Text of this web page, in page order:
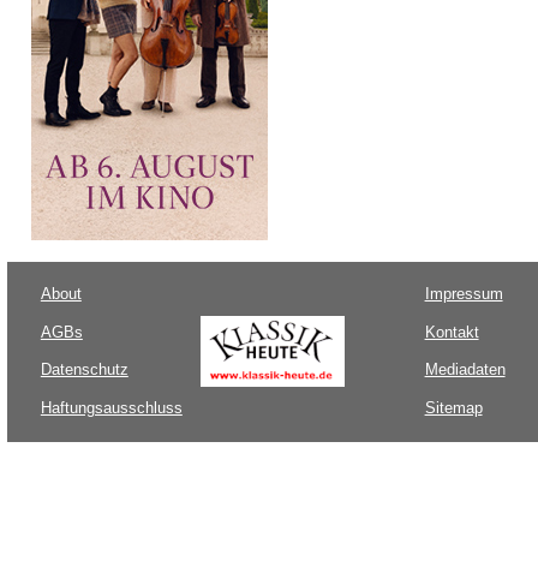
About
AGBs
Datenschutz
Haftungsausschluss
Impressum
Kontakt
Mediadaten
Sitemap